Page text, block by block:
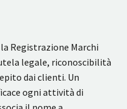
Registrazione Marchi
legale, riconoscibilità
dai clienti. Un
ogni attività di